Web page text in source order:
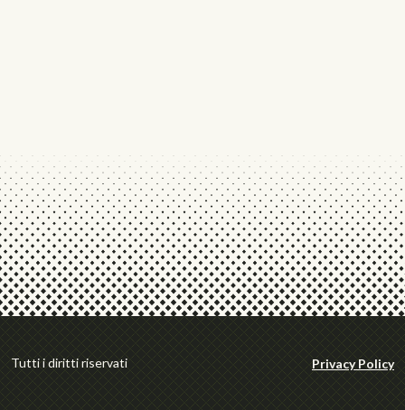
Tutti i diritti riservati Privacy Policy